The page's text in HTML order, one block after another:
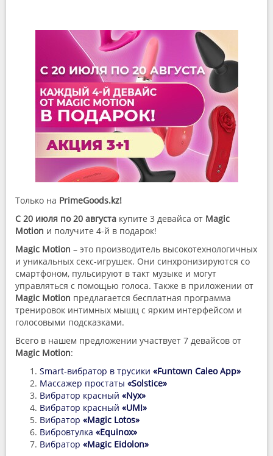
Только на PrimeGoods.kz!
C 20 июля по 20 августа купите 3 девайса от Magic
Motion и получите 4-й в подарок!
Magic Motion – это производитель высокотехнологичных
и уникальных секс-игрушек. Они синхронизируются со
смартфоном, пульсируют в такт музыке и могут
управляться с помощью голоса. Также в приложении от
Magic Motion предлагается бесплатная программа
тренировок интимных мышц с ярким интерфейсом и
голосовыми подсказками.
Всего в нашем предложении участвует 7 девайсов от
Magic Motion:
Smart-вибратор в трусики «Funtown Caleo App»
Массажер простаты «Solstice»
Вибратор красный «Nyx»
Вибратор красный «UMI»
Вибратор «Magic Lotos»
Вибровтулка «Equinox»
Вибратор «Magic Eidolon»